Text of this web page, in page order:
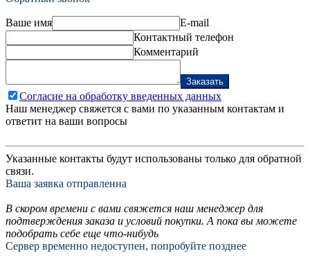
Ваше имя
E-mail
Контактный телефон
Комментарий
Заказать
Согласие на обработку введенных данных
Наш менеджер свяжется с вами по указанным контактам и
ответит на ваши вопросы
Указанные контакты будут использованы только для обратной
связи.
Ваша заявка отправленна
В скором времени с вами свяжется наш менеджер для
подтверждения заказа и условий покупки. А пока вы можете
подобрать себе еще что-нибудь
Сервер временно недоступен, попробуйте позднее